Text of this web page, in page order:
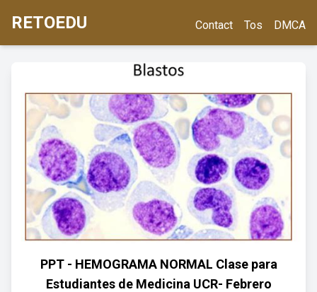
RETOEDU Contact Tos DMCA
PPT - HEMOGRAMA NORMAL Clase para
Estudiantes de Medicina UCR- Febrero